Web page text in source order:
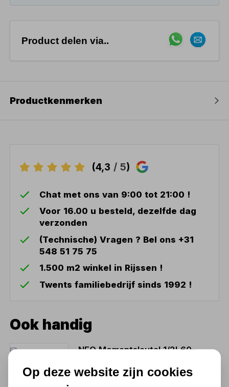
Product delen via..
Productkenmerken
(4,3 / 5)
Chat met ons van 9:00 tot 21:00 !
Voor 16.00 u besteld, dezelfde dag
verzonden
(Technische) Vragen ? Bel ons +31
548 51 75 75
1.500 m2 winkel in Rijssen !
Twents familiebedrijf sinds 1992 !
Ook handig
NEO Momentsleutel 1/2' 60-
112,71
Op deze website zijn cookies